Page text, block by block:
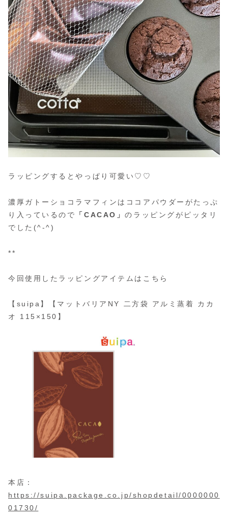
ラッピングするとやっぱり可愛い♡♡
濃厚ガトーショコラマフィンはココアパウダーがたっぷ
り入っているので
「CACAO」のラッピングがピッタリ
でした(^-^)
**
今回使用したラッピングアイテムはこちら
【suipa】【マットバリアNY 二方袋 アルミ蒸着 カカ
オ 115×150】
本店：
https://suipa.package.co.jp/shopdetail/0000000
01730/